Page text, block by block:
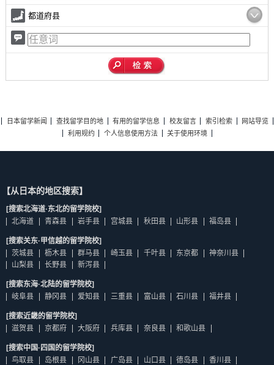
都道府县
日本留学新闻 查找留学目的地 有用的留学信息 校友留言 索引检索
网站导览
利用规约
个人信息使用方法 关于使用环境
【从日本的地区搜索】
[搜索北海道·东北的留学院校]
北海道
青森县 岩手县 宫城县 秋田县 山形县 福岛县
[搜索关东·甲信越的留学院校]
茨城县
枥木县 群马县 崎玉县 千叶县 东京都
神奈川县
山梨县
长野县 新泻县
[搜索东海·北陆的留学院校]
岐阜县
静冈县 爱知县 三重县 富山县 石川县 福井县
[搜索近畿的留学院校]
滋贺县
京都府 大阪府 兵库县 奈良县 和歌山县
[搜索中国·四国的留学院校]
鸟取县
岛根县 冈山县 广岛县 山口县 德岛县
香川县